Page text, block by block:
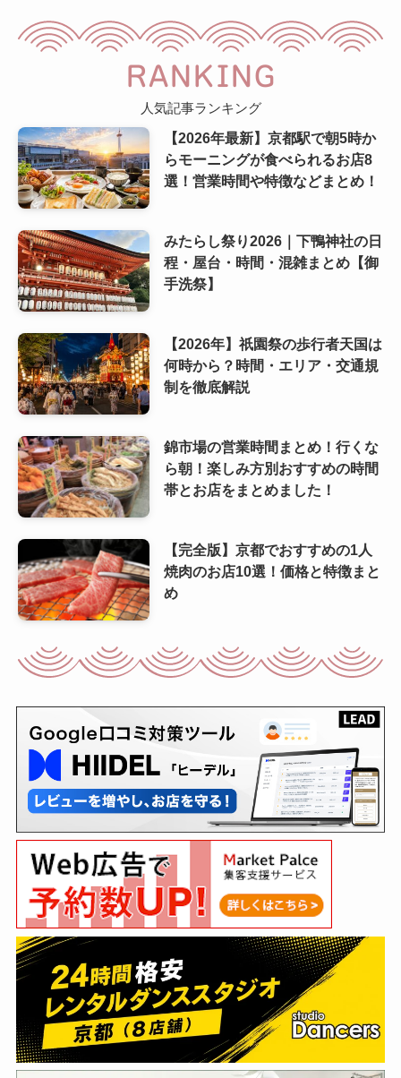
RANKING
人気記事ランキング
【2026年最新】京都駅で朝5時か
らモーニングが食べられるお店8
選！営業時間や特徴などまとめ！
みたらし祭り2026｜下鴨神社の日
程・屋台・時間・混雑まとめ【御
手洗祭】
【2026年】祇園祭の歩行者天国は
何時から？時間・エリア・交通規
制を徹底解説
錦市場の営業時間まとめ！行くな
ら朝！楽しみ方別おすすめの時間
帯とお店をまとめました！
【完全版】京都でおすすめの1人
焼肉のお店10選！価格と特徴まと
め